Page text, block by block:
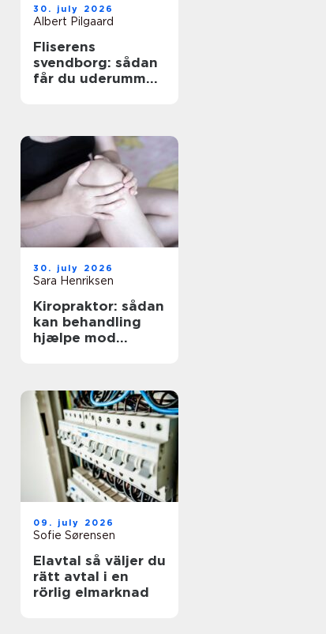
30. july 2026
Albert Pilgaard
Fliserens
svendborg: sådan
får du uderummet
30. july 2026
Sara Henriksen
Kiropraktor: sådan
kan behandling
hjælpe mod
09. july 2026
Sofie Sørensen
Elavtal så väljer du
rätt avtal i en
rörlig elmarknad